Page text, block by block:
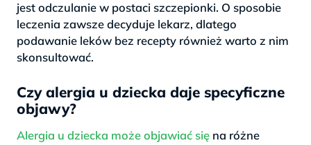
jest odczulanie w postaci szczepionki. O sposobie
leczenia zawsze decyduje lekarz, dlatego
podawanie leków bez recepty również warto z nim
skonsultować.
Czy alergia u dziecka daje specyficzne
objawy?
Alergia u dziecka może objawiać się na różne